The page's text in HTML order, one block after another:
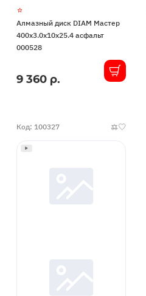
Алмазный диск DIAM Мастер
400x3.0x10x25.4 асфальт
000528
В
9 360 р.
Код: 100327